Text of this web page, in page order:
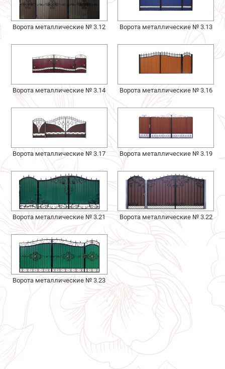
Ворота металлические № 3.12 Ворота металлические № 3.13
Ворота металлические № 3.14 Ворота металлические № 3.16
Ворота металлические № 3.17 Ворота металлические № 3.19
Ворота металлические № 3.21 Ворота металлические № 3.22
Ворота металлические № 3.23